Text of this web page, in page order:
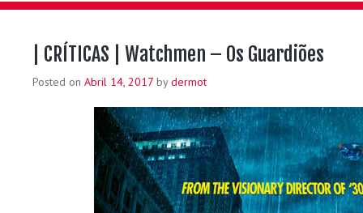
| CRÍTICAS | Watchmen – Os Guardiões
Posted on Abril 14, 2017 bydermot